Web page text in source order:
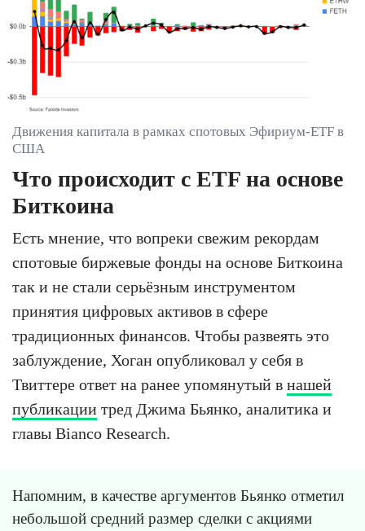
Движения капитала в рамках спотовых Эфириум-ETF в
США
Что происходит с ETF на основе
Биткоина
Есть мнение, что вопреки свежим рекордам
спотовые биржевые фонды на основе Биткоина
так и не стали серьёзным инструментом
принятия цифровых активов в сфере
традиционных финансов. Чтобы развеять это
заблуждение, Хоган опубликовал у себя в
Твиттере ответ на ранее упомянутый в нашей
публикации тред Джима Бьянко, аналитика и
главы Bianco Research.
Напомним, в качестве аргументов Бьянко отметил
небольшой средний размер сделки с акциями